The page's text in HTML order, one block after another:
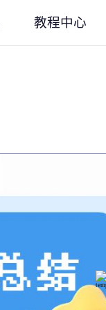
教程中心